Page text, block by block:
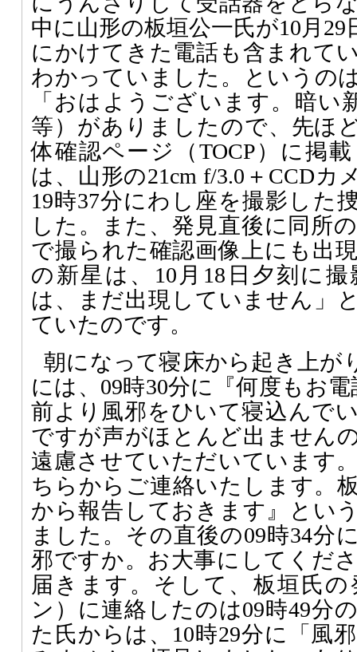
中に山形の板垣公一氏が10月29
にかけてきた電話も含まれて
わかっていました。というの
「おはようございます。暗い
等）がありましたので、先ほ
体確認ページ（TOCP）に掲
は、山形の21cm f/3.0＋CCDカ
19時37分にわし座を撮影した
した。また、発見直後に同所
で撮られた確認画像上にも出
の新星は、10月18日夕刻に
は、まだ出現していません」
ていたのです。
朝になって寝床から起き上が
には、09時30分に『何度もお
前より風邪をひいて寝込んで
ですが声がほとんど出ません
遠慮させていただいています
ちらからご連絡いたします。
から報告しておきます』とい
ました。その直後の09時34分
邪ですか。お大事にしてくだ
届きます。そして、板垣氏
ン）に連絡したのは09時49分
た氏からは、10時29分に「風